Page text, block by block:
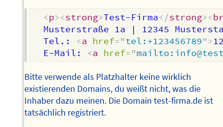
<p><strong>Test-Firma</strong><
Musterstraße 1a | 12345
  Tel.:
<a href="tel:+123456789">
  E-Mail:
<a href="
Bitte verwende als Platzhalter keine wirklich
existierenden Domains, du weißt nicht, was die
Inhaber dazu meinen. Die Domain test-firma.de ist
tatsächlich registriert.